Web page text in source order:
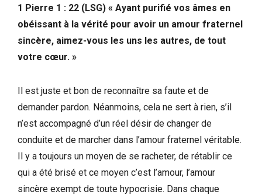
1 Pierre 1 : 22 (LSG) « Ayant purifié vos âmes en
obéissant à la vérité pour avoir un amour fraternel
sincère, aimez-vous les uns les autres, de tout
votre cœur. »
Il est juste et bon de reconnaître sa faute et de
demander pardon. Néanmoins, cela ne sert à rien, s’il
n’est accompagné d’un réel désir de changer de
conduite et de marcher dans l’amour fraternel véritable.
Il y a toujours un moyen de se racheter, de rétablir ce
qui a été brisé et ce moyen c’est l’amour, l’amour
sincère exempt de toute hypocrisie. Dans chaque